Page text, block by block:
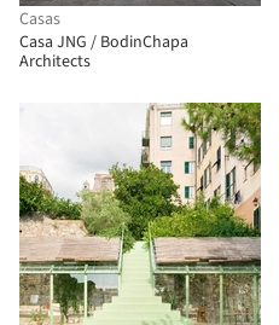
Casas
Casa JNG / BodinChapa
Architects